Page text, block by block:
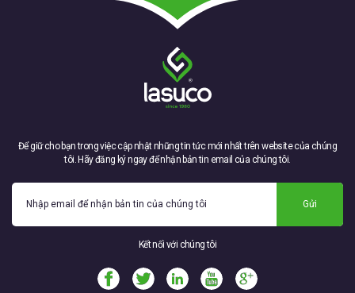
Để giữ cho bạn trong việc cập nhật những tin tức mới nhất trên website của chúng
tôi. Hãy đăng ký ngay để nhận bản tin email của chúng tôi.
Gửi
Kết nối với chúng tôi